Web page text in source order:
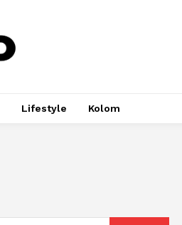
Lifestyle Kolom